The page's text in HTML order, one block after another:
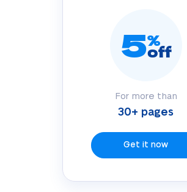
5%
off
For more than
30+ pages
Get it now